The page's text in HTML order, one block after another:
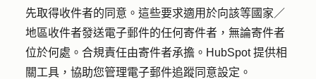
先取得收件者的同意。這些要求適用於向該等國家／
地區收件者發送電子郵件的任何寄件者，無論寄件者
位於何處。合規責任由寄件者承擔。HubSpot 提供相
關工具，協助您管理電子郵件追蹤同意設定。